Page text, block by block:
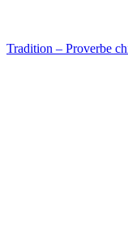
Tradition – Proverbe